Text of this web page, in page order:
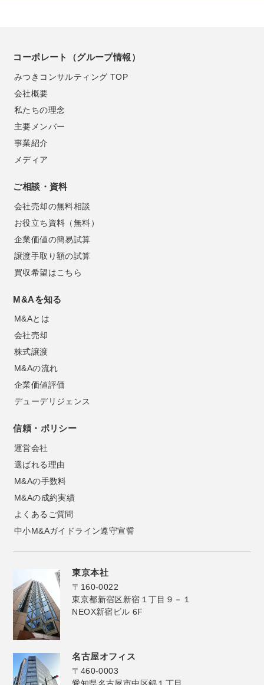
コーポレート（グループ情報）
みつきコンサルティング TOP
会社概要
私たちの理念
主要メンバー
事業紹介
メディア
ご相談・資料
会社売却の無料相談
お役立ち資料（無料）
企業価値の簡易試算
譲渡手取り額の試算
買収希望はこちら
M&Aを知る
M&Aとは
会社売却
株式譲渡
M&Aの流れ
企業価値評価
デューデリジェンス
信頼・ポリシー
運営会社
選ばれる理由
M&Aの手数料
M&Aの成約実績
よくあるご質問
中小M&Aガイドライン遵守宣誓
東京本社
〒160-0022
東京都新宿区新宿１丁目９－１
NEOX新宿ビル 6F
名古屋オフィス
〒460-0003